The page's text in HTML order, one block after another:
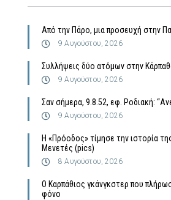
Από την Πάρο, μια προσευχή στην
9 Αυγούστου, 2026
Συλλήψεις δύο ατόμων στην
9 Αυγούστου, 2026
Σαν σήμερα, 9.8.52, εφ. Ροδιακή:
9 Αυγούστου, 2026
Η «Πρόοδος» τίμησε την ιστορία
Μενετές (pics)
8 Αυγούστου, 2026
Ο Καρπάθιος γκάνγκστερ που
φόνο